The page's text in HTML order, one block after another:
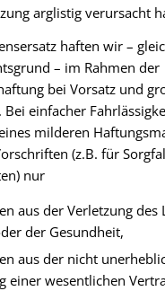
arglistig verursacht
haften wir –
– im Rahmen der
bei Vorsatz und
Bei einfacher
milderen
(z.B. für
nur
aus der Verletzung des
der Gesundheit,
aus der nicht
einer wesentlichen